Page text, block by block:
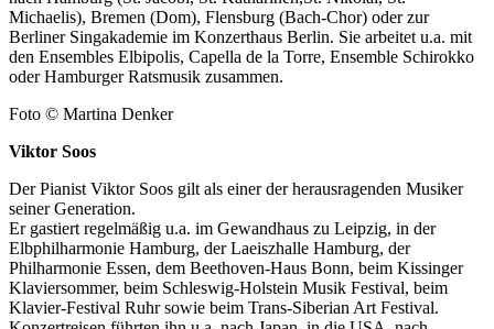
Michaelis), Bremen (Dom), Flensburg (Bach-Chor) oder zur
Berliner Singakademie im Konzerthaus Berlin. Sie arbeitet u.a. mit
den Ensembles Elbipolis, Capella de la Torre, Ensemble Schirokko
oder Hamburger Ratsmusik zusammen.
Foto © Martina Denker
Viktor Soos
Der Pianist Viktor Soos gilt als einer der herausragenden Musiker
seiner Generation.
Er gastiert regelmäßig u.a. im Gewandhaus zu Leipzig, in der
Elbphilharmonie Hamburg, der Laeiszhalle Hamburg, der
Philharmonie Essen, dem Beethoven-Haus Bonn, beim Kissinger
Klaviersommer, beim Schleswig-Holstein Musik Festival, beim
Klavier-Festival Ruhr sowie beim Trans-Siberian Art Festival.